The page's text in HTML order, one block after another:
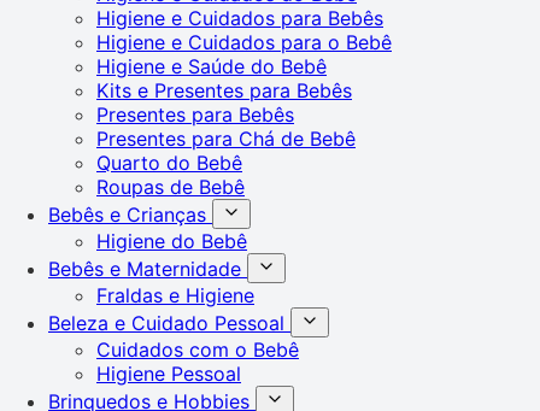
Higiene e Cuidados para Bebês
Higiene e Cuidados para o Bebê
Higiene e Saúde do Bebê
Kits e Presentes para Bebês
Presentes para Bebês
Presentes para Chá de Bebê
Quarto do Bebê
Roupas de Bebê
Bebês e Crianças
Higiene do Bebê
Bebês e Maternidade
Fraldas e Higiene
Beleza e Cuidado Pessoal
Cuidados com o Bebê
Higiene Pessoal
Brinquedos e Hobbies